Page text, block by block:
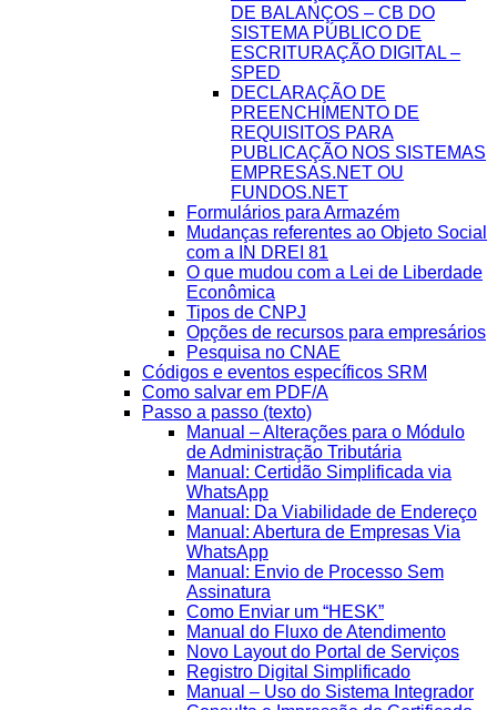
DE BALANÇOS – CB DO
SISTEMA PÚBLICO DE
ESCRITURAÇÃO DIGITAL –
SPED
DECLARAÇÃO DE
PREENCHIMENTO DE
REQUISITOS PARA
PUBLICAÇÃO NOS SISTEMAS
EMPRESAS.NET OU
FUNDOS.NET
Formulários para Armazém
Mudanças referentes ao Objeto Social
com a IN DREI 81
O que mudou com a Lei de Liberdade
Econômica
Tipos de CNPJ
Opções de recursos para empresários
Pesquisa no CNAE
Códigos e eventos específicos SRM
Como salvar em PDF/A
Passo a passo (texto)
Manual – Alterações para o Módulo
de Administração Tributária
Manual: Certidão Simplificada via
WhatsApp
Manual: Da Viabilidade de Endereço
Manual: Abertura de Empresas Via
WhatsApp
Manual: Envio de Processo Sem
Assinatura
Como Enviar um “HESK”
Manual do Fluxo de Atendimento
Novo Layout do Portal de Serviços
Registro Digital Simplificado
Manual – Uso do Sistema Integrador